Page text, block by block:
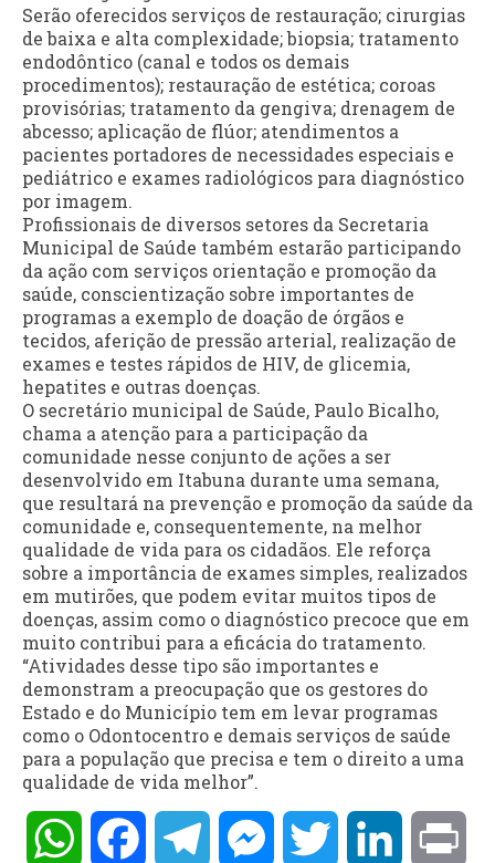
Serão oferecidos serviços de restauração; cirurgias
de baixa e alta complexidade; biopsia; tratamento
endodôntico (canal e todos os demais
procedimentos); restauração de estética; coroas
provisórias; tratamento da gengiva; drenagem de
abcesso; aplicação de flúor; atendimentos a
pacientes portadores de necessidades especiais e
pediátrico e exames radiológicos para diagnóstico
por imagem.
Profissionais de diversos setores da Secretaria
Municipal de Saúde também estarão participando
da ação com serviços orientação e promoção da
saúde, conscientização sobre importantes de
programas a exemplo de doação de órgãos e
tecidos, aferição de pressão arterial, realização de
exames e testes rápidos de HIV, de glicemia,
hepatites e outras doenças.
O secretário municipal de Saúde, Paulo Bicalho,
chama a atenção para a participação da
comunidade nesse conjunto de ações a ser
desenvolvido em Itabuna durante uma semana,
que resultará na prevenção e promoção da saúde da
comunidade e, consequentemente, na melhor
qualidade de vida para os cidadãos. Ele reforça
sobre a importância de exames simples, realizados
em mutirões, que podem evitar muitos tipos de
doenças, assim como o diagnóstico precoce que em
muito contribui para a eficácia do tratamento.
“Atividades desse tipo são importantes e
demonstram a preocupação que os gestores do
Estado e do Município tem em levar programas
como o Odontocentro e demais serviços de saúde
para a população que precisa e tem o direito a uma
qualidade de vida melhor”.
WhatsAppFacebookTelegramMessengerTwitter LinkedIn